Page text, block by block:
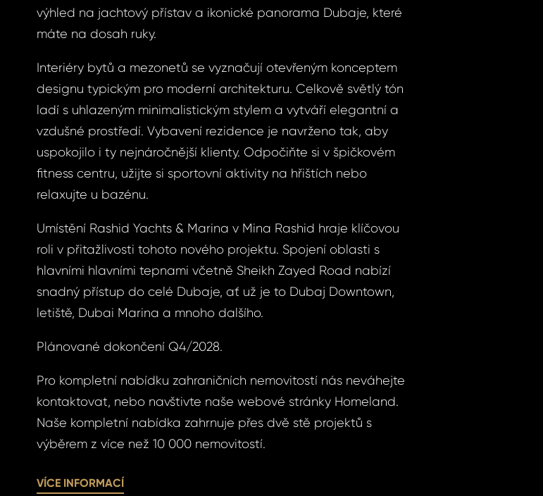
výhled na jachtový přístav a ikonické panorama Dubaje, které
máte na dosah ruky.
Interiéry bytů a mezonetů se vyznačují otevřeným konceptem
designu typickým pro moderní architekturu. Celkově světlý tón
ladí s uhlazeným minimalistickým stylem a vytváří elegantní a
vzdušné prostředí. Vybavení rezidence je navrženo tak, aby
uspokojilo i ty nejnáročnější klienty. Odpočiňte si v špičkovém
fitness centru, užijte si sportovní aktivity na hřištích nebo
relaxujte u bazénu.
Umístění Rashid Yachts & Marina v Mina Rashid hraje klíčovou
roli v přitažlivosti tohoto nového projektu. Spojení oblasti s
hlavními hlavními tepnami včetně Sheikh Zayed Road nabízí
snadný přístup do celé Dubaje, ať už je to Dubaj Downtown,
letiště, Dubai Marina a mnoho dalšího.
Plánované dokončení Q4/2028.
Pro kompletní nabídku zahraničních nemovitostí nás neváhejte
kontaktovat, nebo navštivte naše webové stránky Homeland.
Naše kompletní nabídka zahrnuje přes dvě stě projektů s
výběrem z více než 10 000 nemovitostí.
VÍCE INFORMACÍ
heslo?
účet ?
jej nyní
odkaz, na